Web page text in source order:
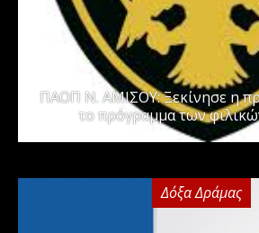
ΠΑΟΠ Ν. ΑΜΙΣΟΥ: Ξεκίνησε η
το πρόγραμμα των
Δόξα Δράμας